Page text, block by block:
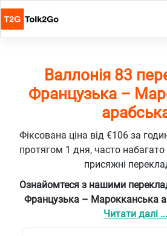
Валлонія 83
Французька –
Фіксована ціна від €106 за
протягом 1 дня, часто
присяжні
Ознайомтеся з нашими
Французька – Марокканська
Читати далі ...